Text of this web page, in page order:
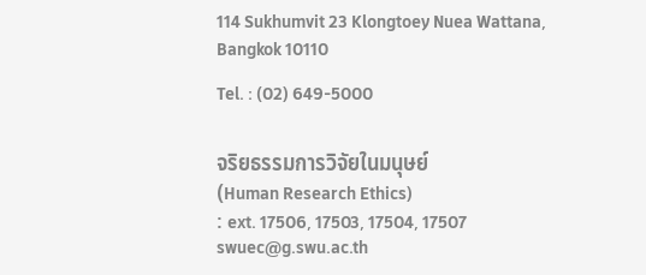
114 Sukhumvit 23 Klongtoey Nuea Wattana,
Bangkok 10110
Tel. : (02) 649-5000
จริยธรรมการวิจัยในมนุษย์
(Human Research Ethics)
: ext. 17506, 17503, 17504, 17507
swuec@g.swu.ac.th